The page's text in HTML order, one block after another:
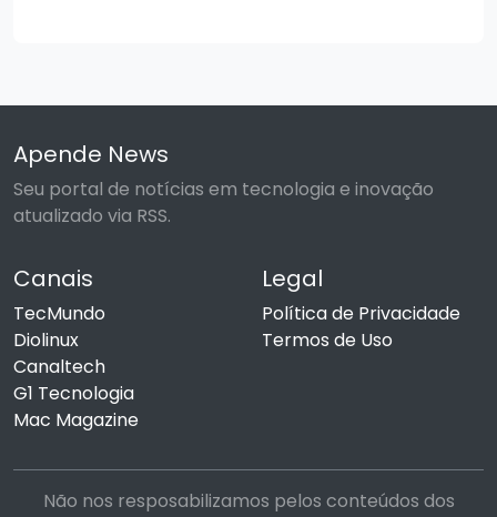
Apende News
Seu portal de notícias em tecnologia e inovação
atualizado via RSS.
Canais
TecMundo
Diolinux
Canaltech
G1 Tecnologia
Mac Magazine
Legal
Política de Privacidade
Termos de Uso
Não nos resposabilizamos pelos conteúdos dos